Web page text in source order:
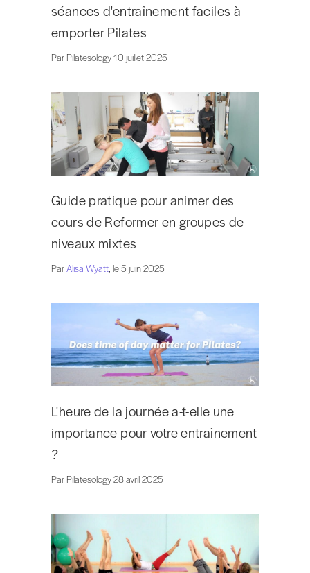
séances d'entraînement faciles à
emporter Pilates
Par Pilatesology 10 juillet 2025
Guide pratique pour animer des
cours de Reformer en groupes de
niveaux mixtes
ParAlisa Wyatt , le 5 juin 2025
L'heure de la journée a-t-elle une
importance pour votre entraînement
?
Par Pilatesology 28 avril 2025